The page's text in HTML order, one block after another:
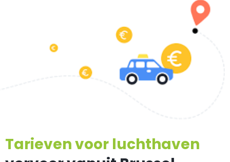
Tarieven voor luchthaven